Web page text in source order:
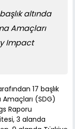
altında
Amaçları
Impact
17 başlık
(SDG)
Raporu
3 alanda